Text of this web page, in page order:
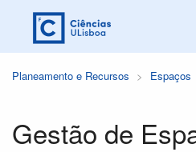
Planeamento e Recursos Espaços
Gestão de